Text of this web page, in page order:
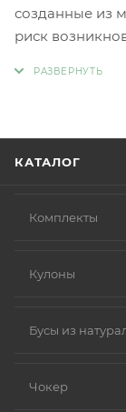
созданные из
риск
Нержавеющая
в сплаве
покрытия
Золото
КАТАЛОГ
Комплекты
Кулоны
Бусы из
Чокер